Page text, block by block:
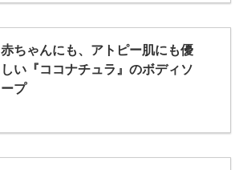
赤ちゃんにも、アトピー肌にも優
しい『ココナチュラ』のボディソ
ープ